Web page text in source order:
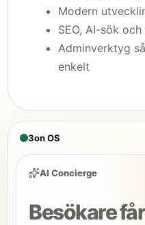
Modern
SEO, AI-sök
Adminverktyg
enkelt
3on OS
AI Concierge
Besökare